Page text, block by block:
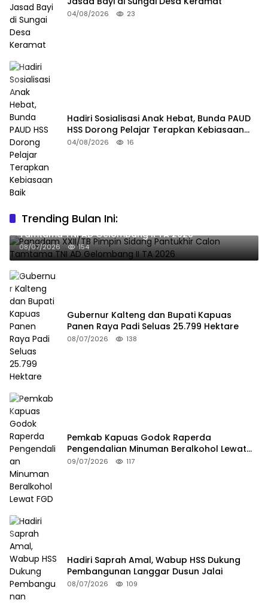
04/08/2026 23
Hadiri Sosialisasi Anak Hebat, Bunda PAUD
HSS Dorong Pelajar Terapkan Kebiasaan
Baik
04/08/2026 16
Trending Bulan Ini:
Pangdam XXII/TB Pimpin Sidang Pantukhir Calon
Tamtama TNI AD Gelombang II TA 2026
08/07/2026 154
Gubernur Kalteng dan Bupati Kapuas
Panen Raya Padi Seluas 25.799 Hektare
08/07/2026 138
Pemkab Kapuas Godok Raperda
Pengendalian Minuman Beralkohol Lewat
FGD
09/07/2026 117
Hadiri Saprah Amal, Wabup HSS Dukung
Pembangunan Langgar Dusun Jalai
08/07/2026 109